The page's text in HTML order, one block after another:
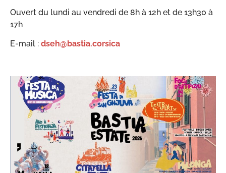
Ouvert du lundi au vendredi de 8h à 12h et de 13h30 à
17h
E-mail : dseh@bastia.corsica